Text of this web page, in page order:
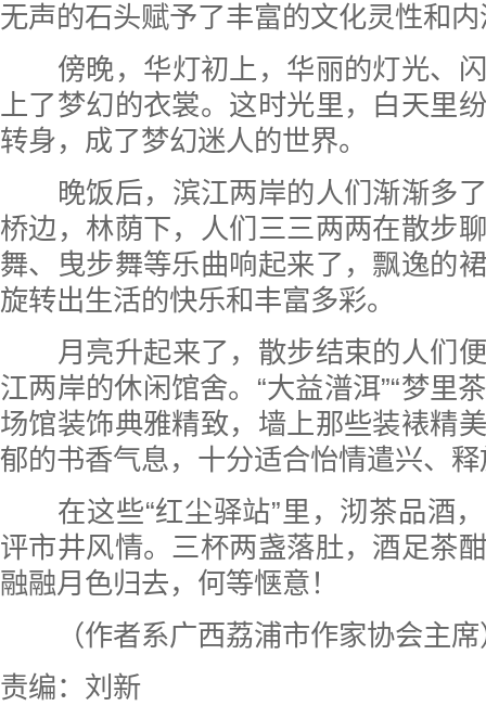
无声的石头赋予了丰富的文化灵性和
傍晚，华灯初上，华丽的灯光、
上了梦幻的衣裳。这时光里，白天里
转身，成了梦幻迷人的世界。
晚饭后，滨江两岸的人们渐渐多
桥边，林荫下，人们三三两两在散步
舞、曳步舞等乐曲响起来了，飘逸的
旋转出生活的快乐和丰富多彩。
月亮升起来了，散步结束的人们
江两岸的休闲馆舍。“大益潽洱”“梦里
场馆装饰典雅精致，墙上那些装裱精
郁的书香气息，十分适合怡情遣兴、
在这些“红尘驿站”里，沏茶品酒
评市井风情。三杯两盏落肚，酒足茶
融融月色归去，何等惬意！
（作者系广西荔浦市作家协会主
责编：刘新